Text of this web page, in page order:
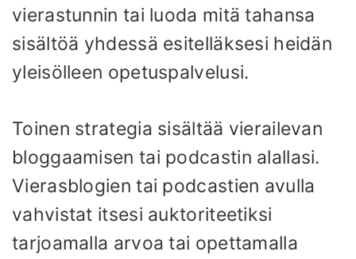
vierastunnin tai luoda mitä tahansa
sisältöä yhdessä esitelläksesi heidän
yleisölleen opetuspalvelusi.
Toinen strategia sisältää vierailevan
bloggaamisen tai podcastin alallasi.
Vierasblogien tai podcastien avulla
vahvistat itsesi auktoriteetiksi
tarjoamalla arvoa tai opettamalla